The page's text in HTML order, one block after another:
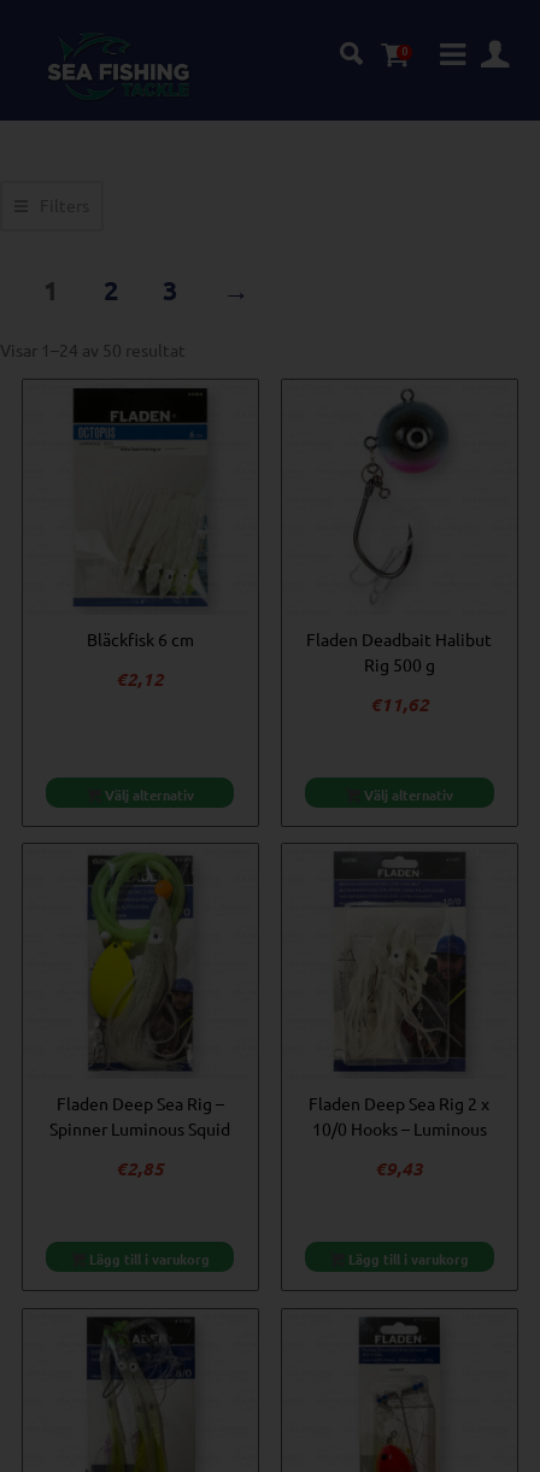
1 2 3 →
Visar 1–24 av 50 resultat
Bläckfisk 6 cm
€2,12
Välj alternativ
Fladen Deadbait Halibut
Rig 500 g
€11,62
Välj alternativ
Fladen Deep Sea Rig –
Spinner Luminous Squid
€2,85
Lägg till i varukorg
Fladen Deep Sea Rig 2 x
10/0 Hooks – Luminous
€9,43
Lägg till i varukorg
0